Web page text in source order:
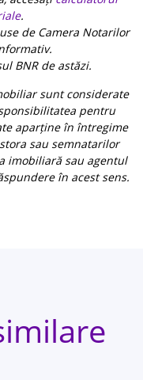
.
de Camera Notarilor
BNR de astăzi.
sunt considerate
pentru
aparține în întregime
sau semnatarilor
imobiliară sau agentul
în acest sens.